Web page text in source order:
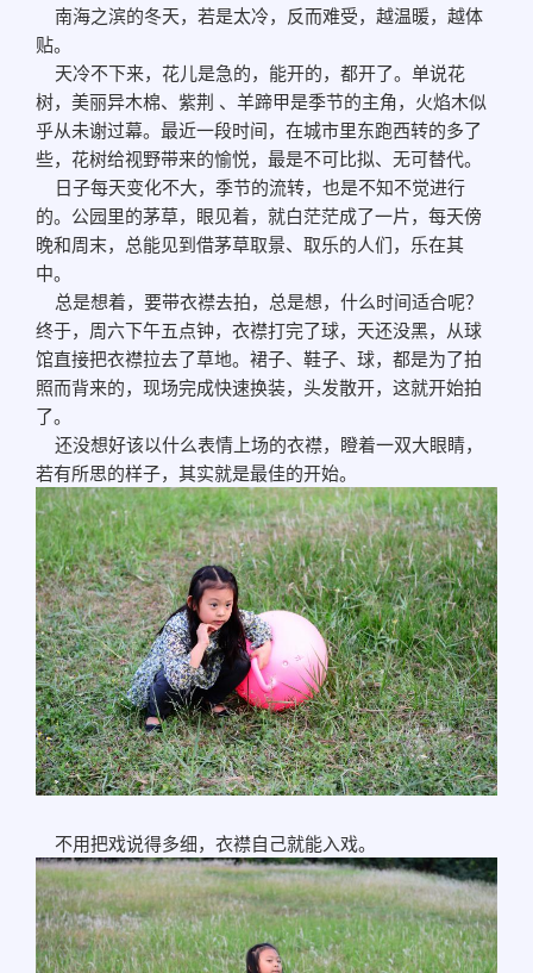
南海之滨的冬天，若是太冷，反而难受，越温暖，越体
贴。
天冷不下来，花儿是急的，能开的，都开了。单说花
树，美丽异木棉、紫荆 、羊蹄甲是季节的主角，火焰木似
乎从未谢过幕。最近一段时间，在城市里东跑西转的多了
些，花树给视野带来的愉悦，最是不可比拟、无可替代。
日子每天变化不大，季节的流转，也是不知不觉进行
的。公园里的茅草，眼见着，就白茫茫成了一片，每天傍
晚和周末，总能见到借茅草取景、取乐的人们，乐在其
中。
总是想着，要带衣襟去拍，总是想，什么时间适合呢？
终于，周六下午五点钟，衣襟打完了球，天还没黑，从球
馆直接把衣襟拉去了草地。裙子、鞋子、球，都是为了拍
照而背来的，现场完成快速换装，头发散开，这就开始拍
了。
还没想好该以什么表情上场的衣襟，瞪着一双大眼睛，
若有所思的样子，其实就是最佳的开始。
不用把戏说得多细，衣襟自己就能入戏。